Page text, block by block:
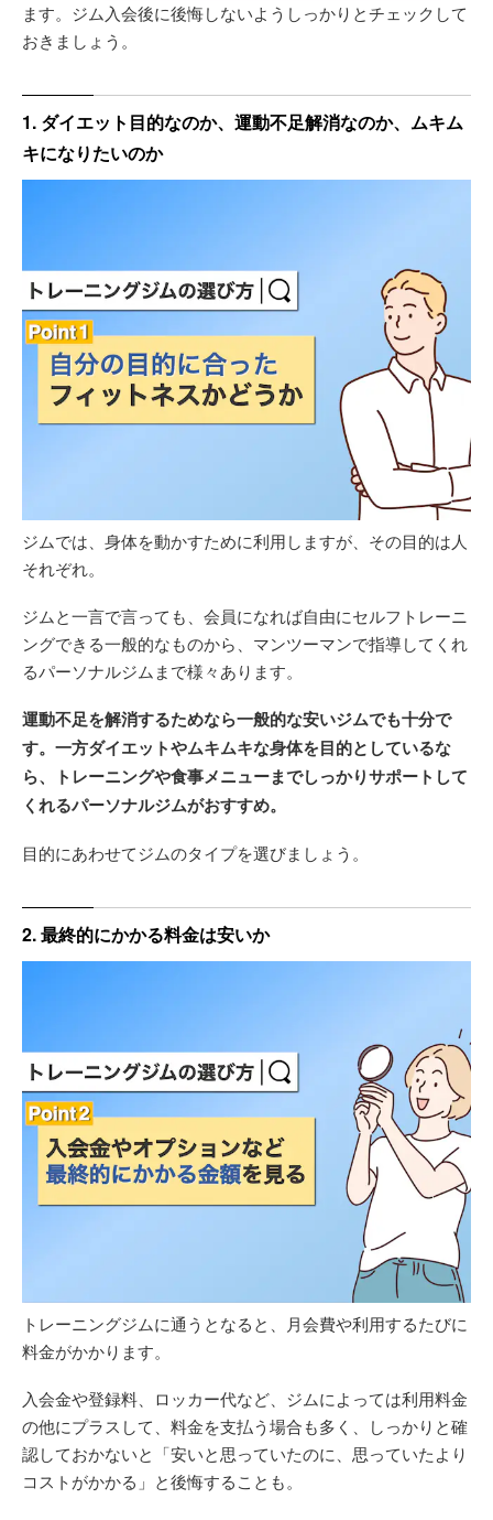
ます。ジム入会後に後悔しないようしっかりとチェックして
おきましょう。
1. ダイエット目的なのか、運動不足解消なのか、ムキム
キになりたいのか
ジムでは、身体を動かすために利用しますが、その目的は人
それぞれ。
ジムと一言で言っても、会員になれば自由にセルフトレーニ
ングできる一般的なものから、マンツーマンで指導してくれ
るパーソナルジムまで様々あります。
運動不足を解消するためなら一般的な安いジムでも十分で
す。一方ダイエットやムキムキな身体を目的としているな
ら、トレーニングや食事メニューまでしっかりサポートして
くれるパーソナルジムがおすすめ。
目的にあわせてジムのタイプを選びましょう。
2. 最終的にかかる料金は安いか
トレーニングジムに通うとなると、月会費や利用するたびに
料金がかかります。
入会金や登録料、ロッカー代など、ジムによっては利用料金
の他にプラスして、料金を支払う場合も多く、しっかりと確
認しておかないと「安いと思っていたのに、思っていたより
コストがかかる」と後悔することも。